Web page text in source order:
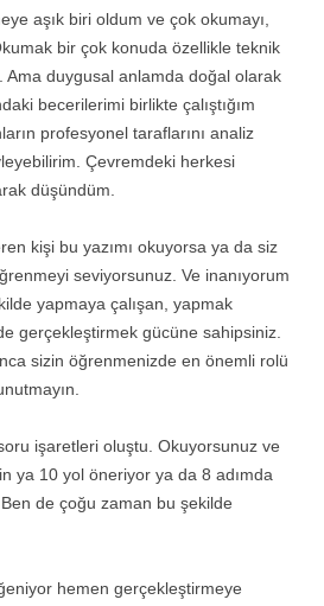
aşık biri oldum ve çok okumayı,
bir çok konuda özellikle teknik
Ama duygusal anlamda doğal olarak
becerilerimi birlikte çalıştığım
profesyonel taraflarını analiz
Çevremdeki herkesi
düşündüm.
kişi bu yazımı okuyorsa ya da siz
seviyorsunuz. Ve inanıyorum
yapmaya çalışan, yapmak
gerçekleştirmek gücüne sahipsiniz.
sizin öğrenmenizde en önemli rolü
işaretleri oluştu. Okuyorsunuz ve
ya 10 yol öneriyor ya da 8 adımda
de çoğu zaman bu şekilde
hemen gerçekleştirmeye